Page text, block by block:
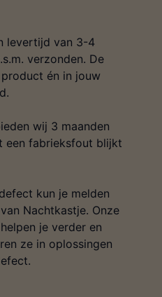
levertijd van 3-4
verzonden. De
én in jouw
wij 3 maanden
een fabrieksfout blijkt
kun je melden
Nachtkastje. Onze
je verder en
ze in oplossingen